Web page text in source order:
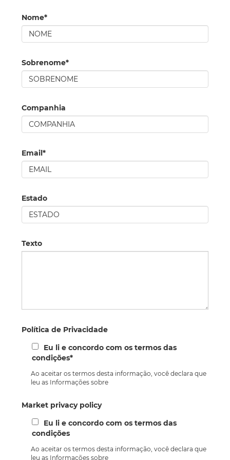
Nome*
Sobrenome*
Companhia
Email*
Estado
Texto
Política de Privacidade
Eu li e concordo com os termos das
condições*
Ao aceitar os termos desta informação, você declara que
leu as Informações sobre
Market privacy policy
Eu li e concordo com os termos das
condições
Ao aceitar os termos desta informação, você declara que
leu as Informações sobre